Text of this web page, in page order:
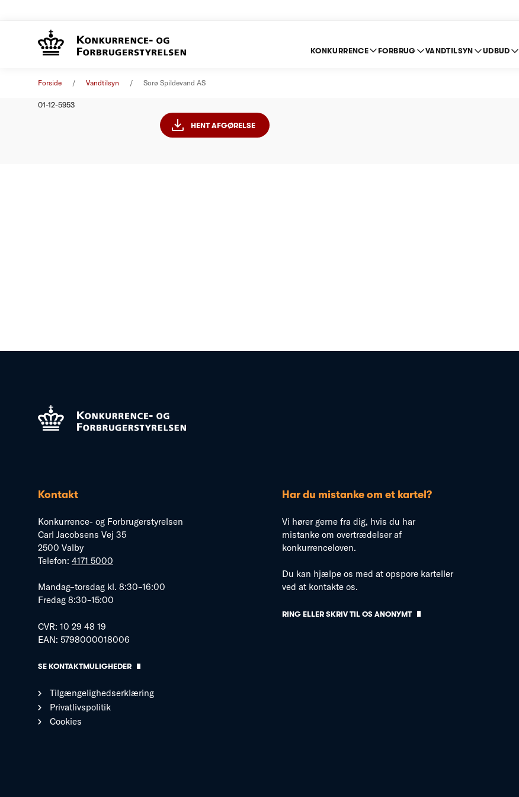
KONKURRENCE FORBRUG VANDTILSYN UDBUD
Forside Vandtilsyn Sorø Spildevand AS
01-12-5953
HENT AFGØRELSE
Kontakt
Konkurrence- og Forbrugerstyrelsen
Carl Jacobsens Vej 35
2500 Valby
Telefon: 4171 5000
Mandag–torsdag kl. 8:30–16:00
Fredag 8:30–15:00
CVR: 10 29 48 19
EAN: 5798000018006
SE KONTAKTMULIGHEDER
Tilgængelighedserklæring
Privatlivspolitik
Cookies
Har du mistanke om et kartel?
Vi hører gerne fra dig, hvis du har
mistanke om overtrædelser af
konkurrenceloven.
Du kan hjælpe os med at opspore karteller
ved at kontakte os.
RING ELLER SKRIV TIL OS ANONYMT